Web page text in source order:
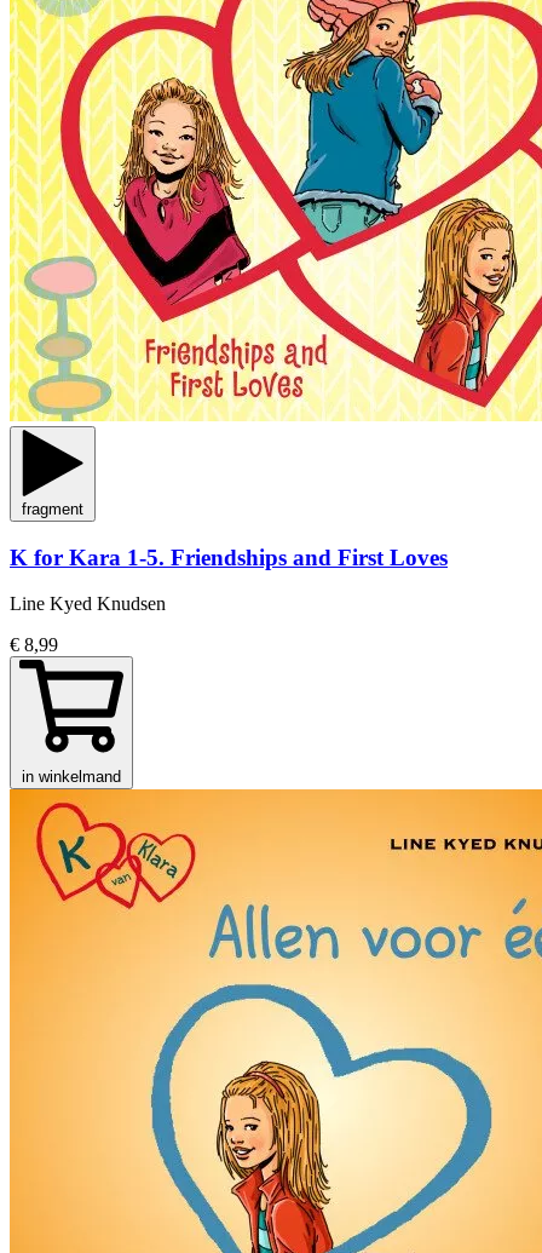
fragment
K for Kara 1-5. Friendships and First Loves
Line Kyed Knudsen
€ 8,99
in winkelmand